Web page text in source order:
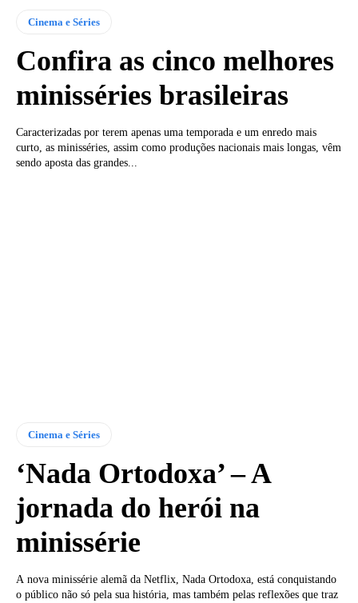
Cinema e Séries
Confira as cinco melhores
minisséries brasileiras
Caracterizadas por terem apenas uma temporada e um enredo mais
curto, as minisséries, assim como produções nacionais mais longas, vêm
sendo aposta das grandes...
Cinema e Séries
‘Nada Ortodoxa’ – A
jornada do herói na
minissérie
A nova minissérie alemã da Netflix, Nada Ortodoxa, está conquistando
o público não só pela sua história, mas também pelas reflexões que traz